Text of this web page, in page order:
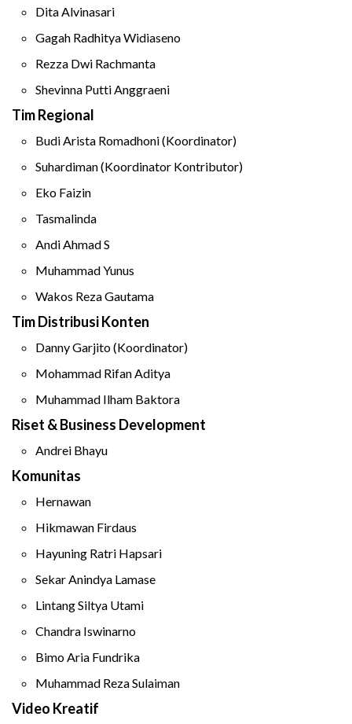
Dita Alvinasari
Gagah Radhitya Widiaseno
Rezza Dwi Rachmanta
Shevinna Putti Anggraeni
Tim Regional
Budi Arista Romadhoni (Koordinator)
Suhardiman (Koordinator Kontributor)
Eko Faizin
Tasmalinda
Andi Ahmad S
Muhammad Yunus
Wakos Reza Gautama
Tim Distribusi Konten
Danny Garjito (Koordinator)
Mohammad Rifan Aditya
Muhammad Ilham Baktora
Riset & Business Development
Andrei Bhayu
Komunitas
Hernawan
Hikmawan Firdaus
Hayuning Ratri Hapsari
Sekar Anindya Lamase
Lintang Siltya Utami
Chandra Iswinarno
Bimo Aria Fundrika
Muhammad Reza Sulaiman
Video Kreatif